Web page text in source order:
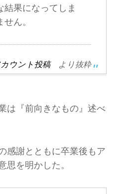
結果になってしま
ん。
ウント投稿より抜粋
は『前向きなもの』述べ
感謝とともに卒業後もア
思を明かした。